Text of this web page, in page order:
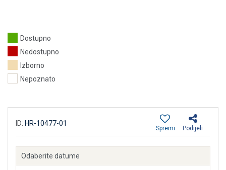
Dostupno
Nedostupno
Izborno
Nepoznato
ID: HR-10477-01
Podijeli
Spremi
Odaberite datume